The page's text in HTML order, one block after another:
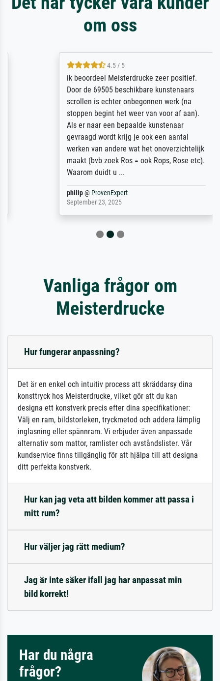
om oss
4.5 / 5
ik beoordeel Meisterdrucke zeer positief.
Door de 69505 beschikbare kunstenaars
scrollen is echter onbegonnen werk (na
stoppen begint het weer van voor af aan).
Als er naar een bepaalde kunstenaar
gevraagd wordt krijg je ook een aantal
werken van andere wat het onoverzichtelijk
maakt (bvb zoek Ros = ook Rops, Rose etc).
Waarom duidt u ...
ProvenExpert
September 23, 2025
Vanliga frågor om
Meisterdrucke
Hur fungerar anpassning?
Det är en enkel och intuitiv process att skräddarsy dina
konsttryck hos Meisterdrucke, vilket gör att du kan
designa ett konstverk precis efter dina specifikationer:
Välj en ram, bildstorleken, tryckmetod och addera lämplig
inglasning eller spännram. Vi erbjuder även anpassade
alternativ som mattor, ramlister och avståndslister. Vår
kundservice finns tillgänglig för att hjälpa till att designa
ditt perfekta konstverk.
Hur kan jag veta att bilden kommer att passa i
mitt rum?
Hur väljer jag rätt medium?
Jag är inte säker ifall jag har anpassat min
bild korrekt!
Har du några
frågor?